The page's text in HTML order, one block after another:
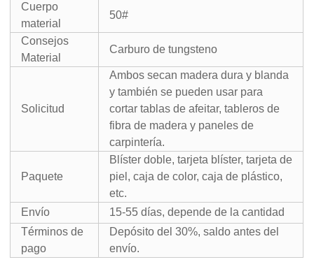
Cuerpo
material
50#
Consejos
Material
Carburo de tungsteno
Solicitud
Ambos secan madera dura y blanda
y también se pueden usar para
cortar tablas de afeitar, tableros de
fibra de madera y paneles de
carpintería.
Paquete
Blíster doble, tarjeta blíster, tarjeta de
piel, caja de color, caja de plástico,
etc.
Envío
15-55 días, depende de la cantidad
Términos de
pago
Depósito del 30%, saldo antes del
envío.